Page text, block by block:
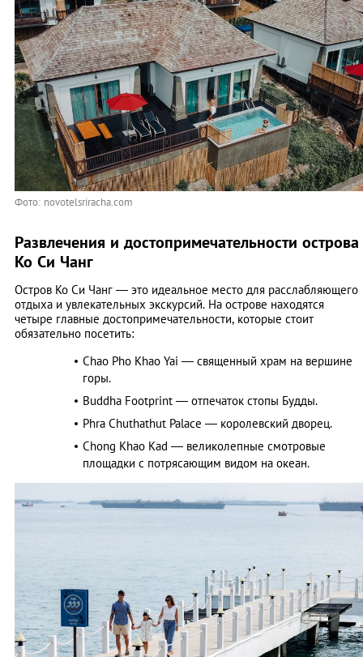
Фото: novotelsriracha.com
Развлечения и достопримечательности острова
Ко Си Чанг
Остров Ко Си Чанг — это идеальное место для расслабляющего
отдыха и увлекательных экскурсий. На острове находятся
четыре главные достопримечательности, которые стоит
обязательно посетить:
Chao Pho Khao Yai — священный храм на вершине
горы.
Buddha Footprint — отпечаток стопы Будды.
Phra Chuthathut Palace — королевский дворец.
Chong Khao Kad — великолепные смотровые
площадки с потрясающим видом на океан.